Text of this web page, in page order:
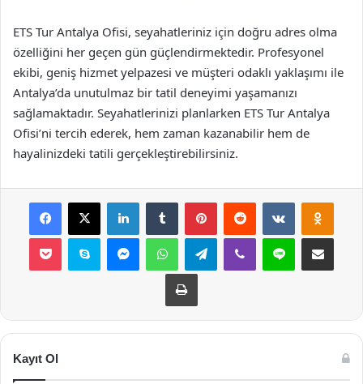
ETS Tur Antalya Ofisi, seyahatleriniz için doğru adres olma
özelliğini her geçen gün güçlendirmektedir. Profesyonel
ekibi, geniş hizmet yelpazesi ve müşteri odaklı yaklaşımı ile
Antalya’da unutulmaz bir tatil deneyimi yaşamanızı
sağlamaktadır. Seyahatlerinizi planlarken ETS Tur Antalya
Ofisi’ni tercih ederek, hem zaman kazanabilir hem de
hayalinizdeki tatili gerçekleştirebilirsiniz.
Facebook
X LinkedInTumblr PinterestReddit VKontakte
Pocket Skype MessengerWhatsAppTelegramViber Line E-Posta ile
Yazdır
Kayıt Ol